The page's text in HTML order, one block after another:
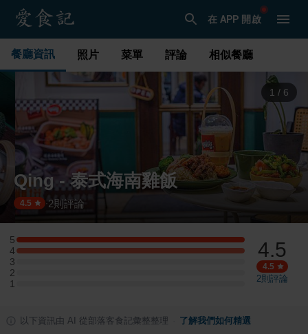
在 APP 開啟
餐廳資訊 照片 菜單 評論 相似餐廳
1 / 6
Qing - 泰式海南雞飯
4.5 ·2則評論
5
5 星：1 則評論
4
4 星：1 則評論
3
3 星：0 則評論
2
2 星：0 則評論
1
1 星：0 則評論
4.5
4.5
2則評論
以下資訊由 AI 從部落客食記彙整整理 了解我們如何精選